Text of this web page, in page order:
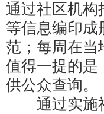
通过社区机构
等信息编印成
范；每周在当
值得一提的是
供公众查询。
通过实施社